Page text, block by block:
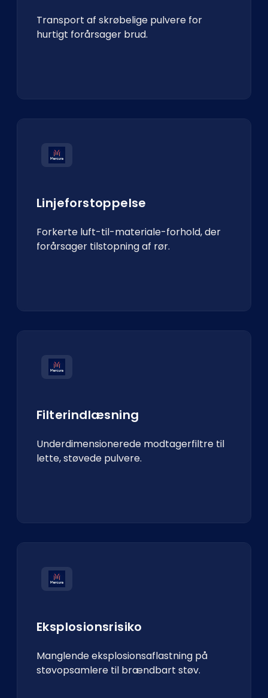
Transport af skrøbelige pulvere for
hurtigt forårsager brud.
Linjeforstoppelse
Forkerte luft-til-materiale-forhold, der
forårsager tilstopning af rør.
Filterindlæsning
Underdimensionerede modtagerfiltre til
lette, støvede pulvere.
Eksplosionsrisiko
Manglende eksplosionsaflastning på
støvopsamlere til brændbart støv.